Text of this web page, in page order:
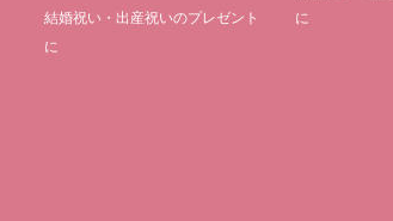
結婚祝い・出産祝いのプレゼント
に
に